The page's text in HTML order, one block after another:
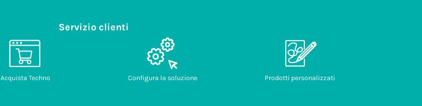
Servizio clienti
Acquista Techno Configura la soluzione Prodotti personalizzati